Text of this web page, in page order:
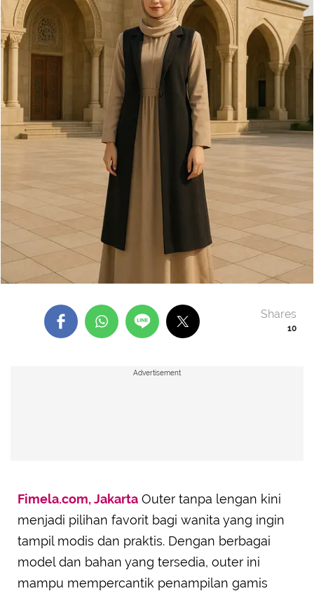
10
Shares
Advertisement
Fimela.com, Jakarta Outer tanpa lengan kini
menjadi pilihan favorit bagi wanita yang ingin
tampil modis dan praktis. Dengan berbagai
model dan bahan yang tersedia, outer ini
mampu mempercantik penampilan gamis